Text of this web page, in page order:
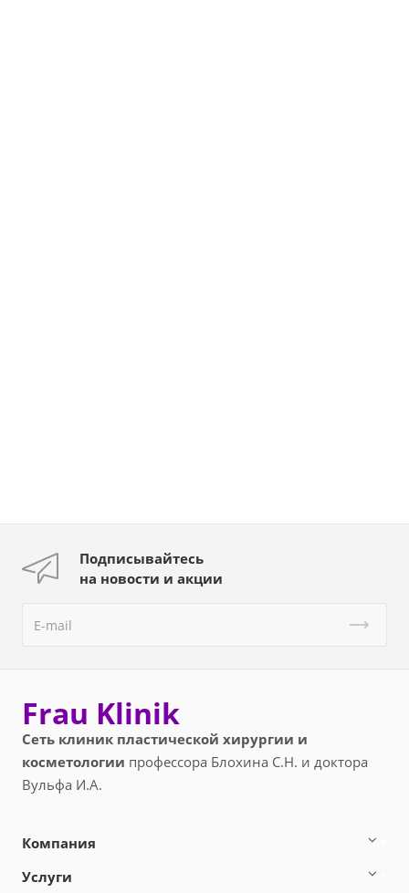
Подписывайтесь
на новости и акции
Frau Klinik
Сеть клиник пластической хирургии и
косметологии профессора Блохина С.Н. и доктора
Вульфа И.А.
Компания
Услуги